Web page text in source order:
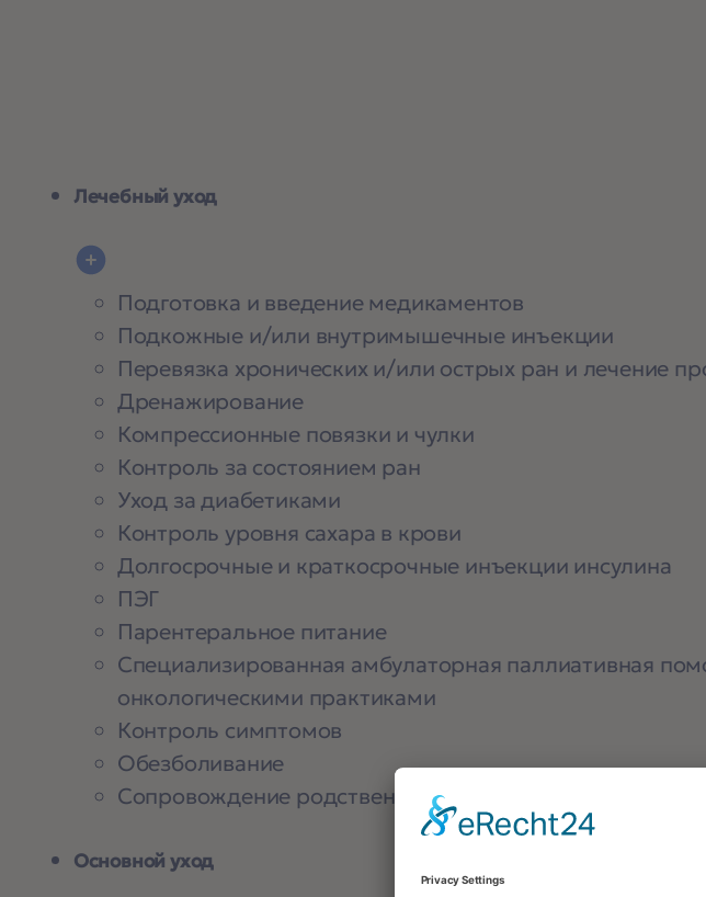
Лечебный уход
Подготовка и введение медикаментов
Подкожные и/или внутримышечные инъекции
Перевязка хронических и/или острых ран и лечение
Дренажирование
Компрессионные повязки и чулки
Контроль за состоянием ран
Уход за диабетиками
Контроль уровня сахара в крови
Долгосрочные и краткосрочные инъекции инсулина
ПЭГ
Парентеральное питание
Специализированная амбулаторная паллиативная
онкологическими практиками
Контроль симптомов
Обезболивание
Сопровождение родственников во всех процессах
Основной уход